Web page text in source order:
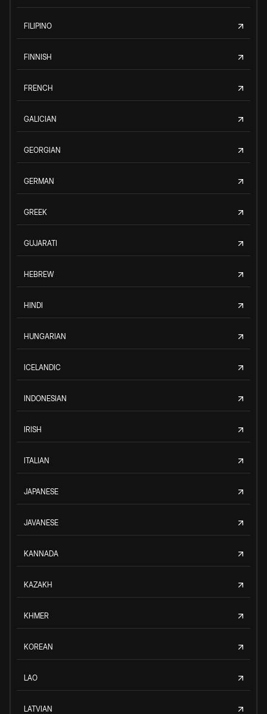
FILIPINO
FINNISH
FRENCH
GALICIAN
GEORGIAN
GERMAN
GREEK
GUJARATI
HEBREW
HINDI
HUNGARIAN
ICELANDIC
INDONESIAN
IRISH
ITALIAN
JAPANESE
JAVANESE
KANNADA
KAZAKH
KHMER
KOREAN
LAO
LATVIAN